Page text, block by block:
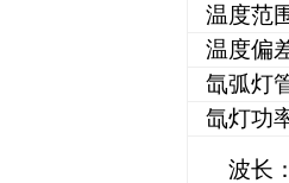
温度范
温度偏
氙弧灯
氙灯功
波长